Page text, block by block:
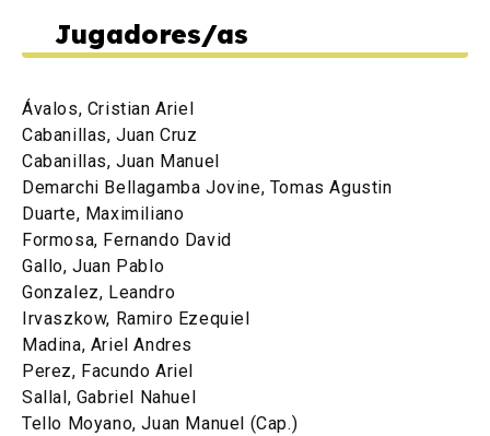
Jugadores/as
Ávalos, Cristian Ariel
Cabanillas, Juan Cruz
Cabanillas, Juan Manuel
Demarchi Bellagamba Jovine, Tomas Agustin
Duarte, Maximiliano
Formosa, Fernando David
Gallo, Juan Pablo
Gonzalez, Leandro
Irvaszkow, Ramiro Ezequiel
Madina, Ariel Andres
Perez, Facundo Ariel
Sallal, Gabriel Nahuel
Tello Moyano, Juan Manuel (Cap.)